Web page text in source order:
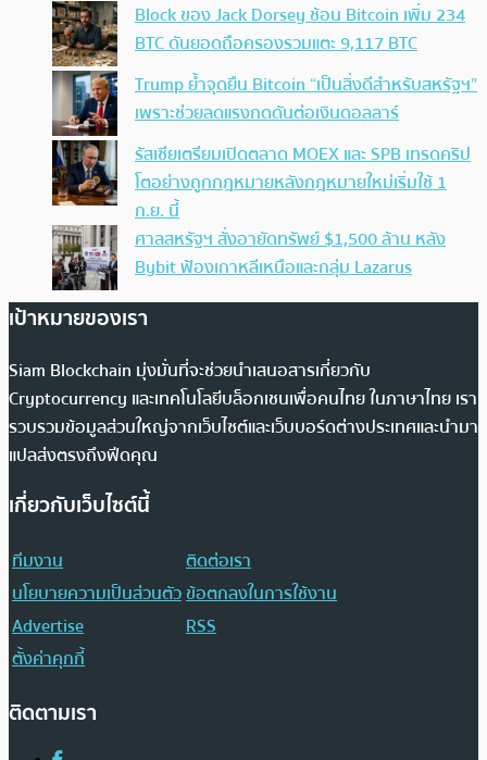
Block ของ Jack Dorsey ช้อน Bitcoin เพิ่ม 234
BTC ดันยอดถือครองรวมแตะ 9,117 BTC
Trump ย้ำจุดยืน Bitcoin “เป็นสิ่งดีสำหรับสหรัฐฯ”
เพราะช่วยลดแรงกดดันต่อเงินดอลลาร์
รัสเซียเตรียมเปิดตลาด MOEX และ SPB เทรดคริป
โตอย่างถูกกฎหมายหลังกฎหมายใหม่เริ่มใช้ 1
ก.ย. นี้
ศาลสหรัฐฯ สั่งอายัดทรัพย์ $1,500 ล้าน หลัง
Bybit ฟ้องเกาหลีเหนือและกลุ่ม Lazarus
เป้าหมายของเรา
Siam Blockchain มุ่งมั่นที่จะช่วยนำเสนอสารเกี่ยวกับ
Cryptocurrency และเทคโนโลยีบล็อกเชนเพื่อคนไทย ในภาษาไทย เรา
รวบรวมข้อมูลส่วนใหญ่จากเว็บไซต์และเว็บบอร์ดต่างประเทศและนำมา
แปลส่งตรงถึงฟีดคุณ
เกี่ยวกับเว็บไซต์นี้
ทีมงาน
ติดต่อเรา
นโยบายความเป็นส่วนตัวข้อตกลงในการใช้งาน
Advertise
RSS
ตั้งค่าคุกกี้
ติดตามเรา